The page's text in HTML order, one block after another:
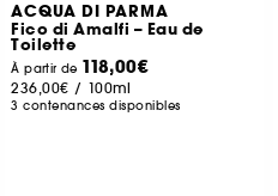
ACQUA DI PARMA
Fico di Amalfi – Eau de
Toilette
À partir de 118,00€
236,00€ / 100ml
3 contenances disponibles